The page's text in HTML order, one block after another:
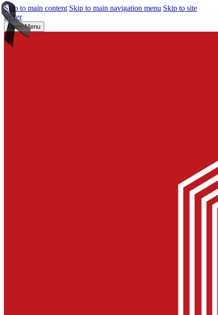
Skip to main content Skip to main navigation menu Skip to site
footer
Open Menu